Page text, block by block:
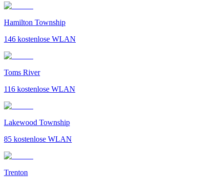
Hamilton Township
146 kostenlose WLAN
Toms River
116 kostenlose WLAN
Lakewood Township
85 kostenlose WLAN
Trenton